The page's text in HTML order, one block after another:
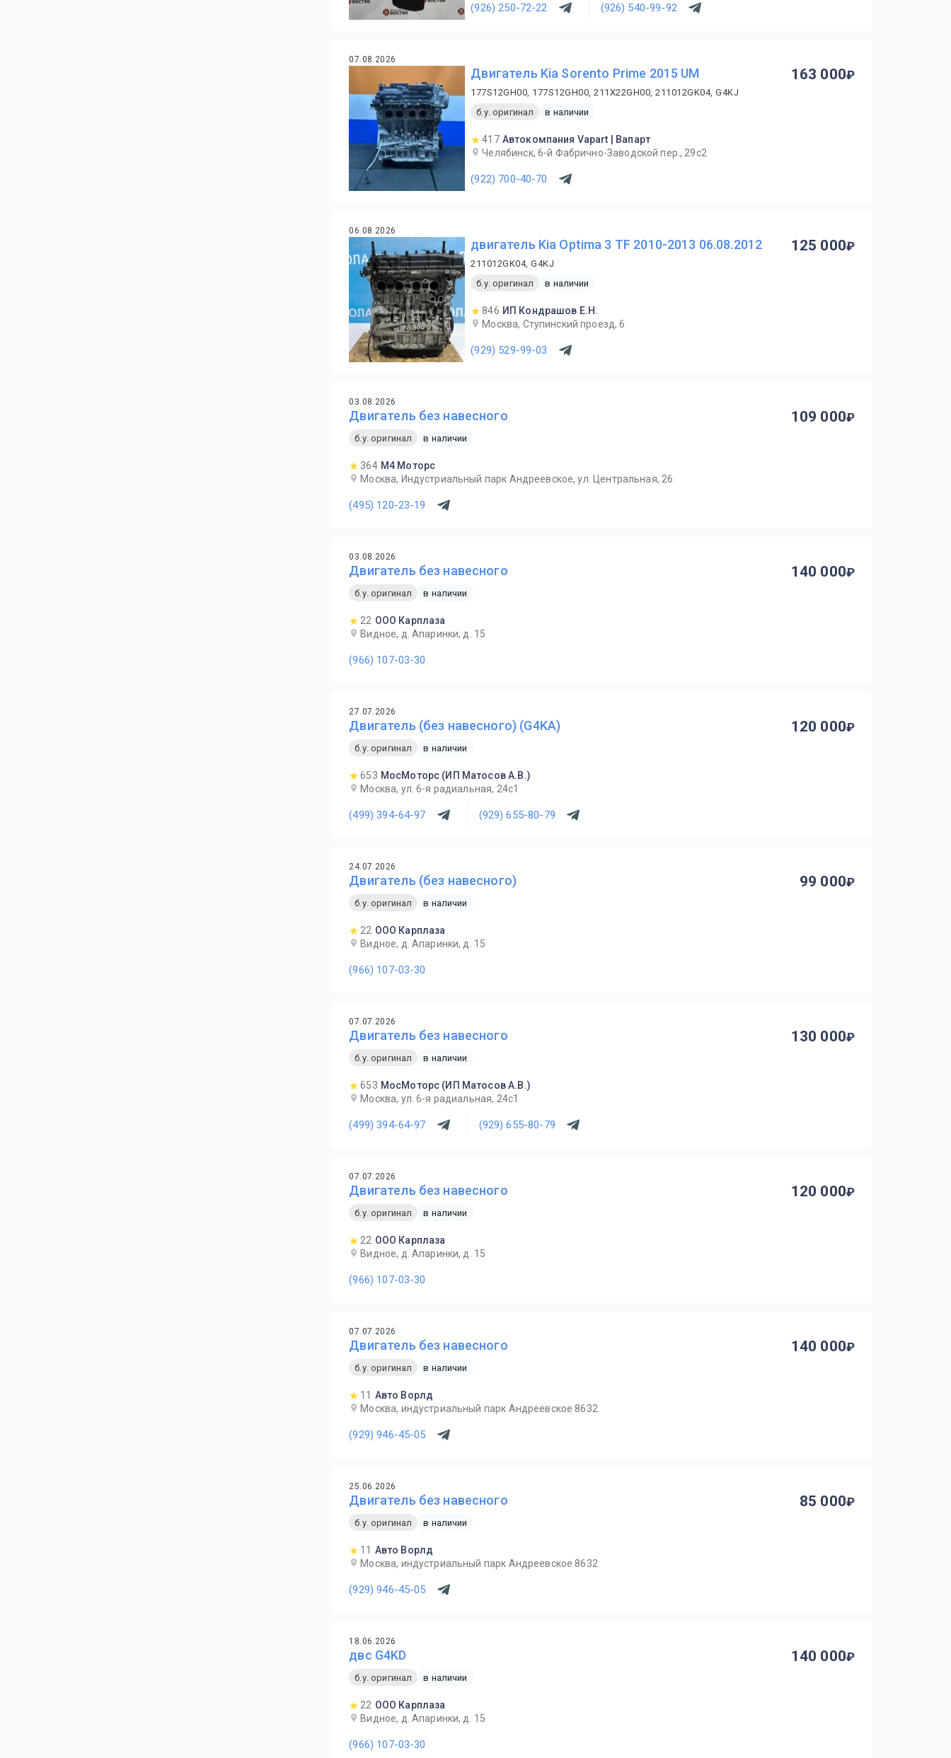
(926) 250-72-22 (926) 540-99-92
07.08.2026
Двигатель Kia Sorento Prime 2015 UM
177S12GH00, 177S12GH00, 211X22GH00, 211012GK04, G4KJ
б.у. оригинал
в наличии
417 Автокомпания Vapart | Вапарт
Челябинск, 6-й Фабрично-Заводской пер., 29с2
(922) 700-40-70
163 000
06.08.2026
двигатель Kia Optima 3 TF 2010-2013 06.08.2012
211012GK04, G4KJ
б.у. оригинал
в наличии
846 ИП Кондрашов Е.Н.
Москва, Ступинский проезд, 6
(929) 529-99-03
125 000
03.08.2026
Двигатель без навесного
б.у. оригинал в наличии
364 М4 Моторс
Москва, Индустриальный парк Андреевское, ул. Центральная, 26
(495) 120-23-19
109 000
03.08.2026
Двигатель без навесного
б.у. оригинал в наличии
22 ООО Карплаза
Видное, д. Апаринки, д. 15
(966) 107-03-30
140 000
27.07.2026
Двигатель (без навесного) (G4KA)
б.у. оригинал в наличии
653 МосМоторс (ИП Матосов А.В.)
Москва, ул. 6-я радиальная, 24с1
(499) 394-64-97 (929) 655-80-79
120 000
24.07.2026
Двигатель (без навесного)
б.у. оригинал в наличии
22 ООО Карплаза
Видное, д. Апаринки, д. 15
(966) 107-03-30
99 000
07.07.2026
Двигатель без навесного
б.у. оригинал в наличии
653 МосМоторс (ИП Матосов А.В.)
Москва, ул. 6-я радиальная, 24с1
(499) 394-64-97 (929) 655-80-79
130 000
07.07.2026
Двигатель без навесного
б.у. оригинал в наличии
22 ООО Карплаза
Видное, д. Апаринки, д. 15
(966) 107-03-30
120 000
07.07.2026
Двигатель без навесного
б.у. оригинал в наличии
11 Авто Ворлд
Москва, индустриальный парк Андреевское 8632
(929) 946-45-05
140 000
25.06.2026
Двигатель без навесного
б.у. оригинал в наличии
11 Авто Ворлд
Москва, индустриальный парк Андреевское 8632
(929) 946-45-05
85 000
18.06.2026
двс G4KD
б.у. оригинал в наличии
22 ООО Карплаза
Видное, д. Апаринки, д. 15
(966) 107-03-30
140 000